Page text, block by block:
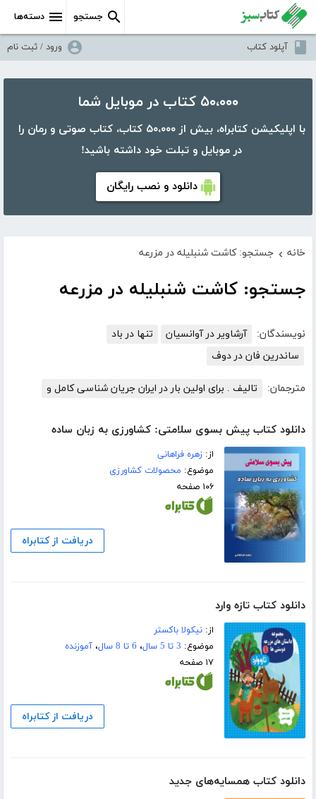
دسته‌ها جستجو
آپلود کتاب ورود / ثبت نام
۵۰،۰۰۰ کتاب در موبایل شما
با اپلیکیشن کتابراه، بیش از ۵۰،۰۰۰ کتاب، کتاب صوتی و رمان را
در موبایل و تبلت خود داشته باشید!
دانلود و نصب رایگان
خانه › جستجو: کاشت شنبلیله در مزرعه
جستجو: کاشت شنبلیله در مزرعه
نویسندگان: آرشاویر در آوانسیان
تنها در باد
ساندرین فان در دوف
مترجمان: تالیف . برای اولین بار در ایران جریان شناسی کامل و
دانلود کتاب پیش بسوی سلامتی: کشاورزی به زبان ساده
از:زهره فراهانی
موضوع: محصولات کشاورزی
۱۰۶ صفحه
دریافت از کتابراه
دانلود کتاب تازه وارد
از:نیکولا باکستر
موضوع: 3 تا 5 سال ، 6 تا 8 سال ،آموزنده
۱۷ صفحه
دریافت از کتابراه
دانلود کتاب همسایه‌های جدید